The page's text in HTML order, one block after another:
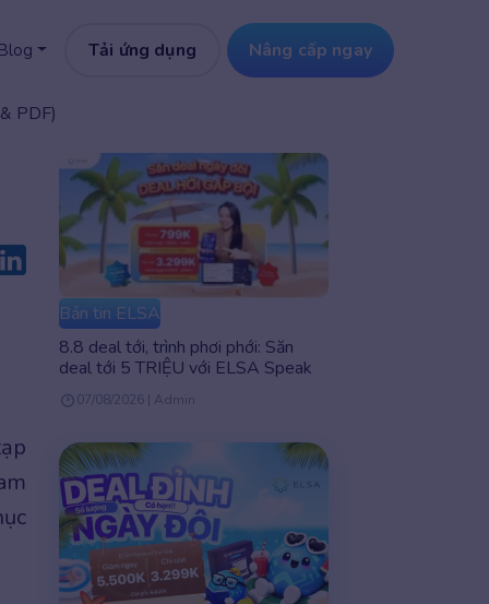
Tải ứng dụng Nâng cấp ngay
PDF)
Bản tin ELSA
8.8 deal tới, trình phơi phới: Săn
deal tới 5 TRIỆU với ELSA Speak
07/08/2026 | Admin